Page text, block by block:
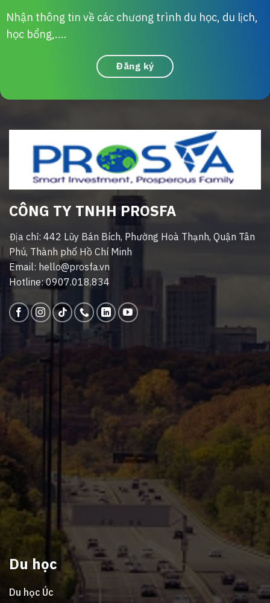
Nhận thông tin về các chương trình du học, du lịch,
học bổng,....
Đăng ký
CÔNG TY TNHH PROSFA
Địa chỉ: 442 Lũy Bán Bích, Phường Hoà Thạnh, Quận Tân
Phú, Thành phố Hồ Chí Minh
Email: hello@prosfa.vn
Hotline: 0907.018.834
Du học
Du học Úc